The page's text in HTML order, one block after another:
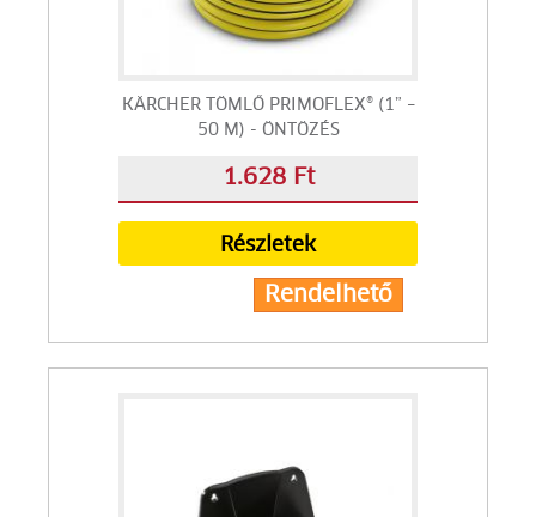
KÄRCHER TÖMLŐ PRIMOFLEX® (1” –
50 M) - ÖNTÖZÉS
1.628 Ft
Részletek
Rendelhető